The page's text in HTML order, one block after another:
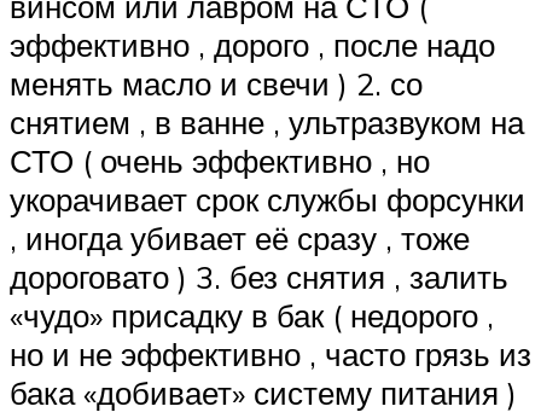
эффективно , дорого , после надо
менять масло и свечи ) 2. со
снятием , в ванне , ультразвуком на
СТО ( очень эффективно , но
укорачивает срок службы форсунки
, иногда убивает её сразу , тоже
дороговато ) 3. без снятия , залить
«чудо» присадку в бак ( недорого ,
но и не эффективно , часто грязь из
бака «добивает» систему питания )